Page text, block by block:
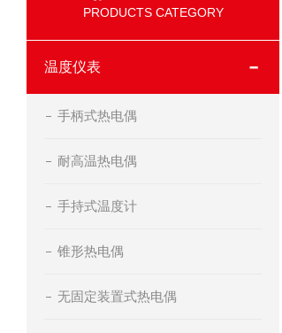
PRODUCTS CATEGORY
温度仪表
手柄式热电偶
耐高温热电偶
手持式温度计
锥形热电偶
无固定装置式热电偶